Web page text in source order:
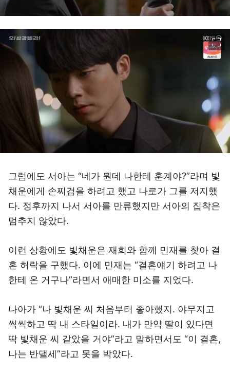
그럼에도 서아는 “네가 뭔데 나한테 훈계야?”라며 빛
채운에게 손찌검을 하려고 했고 나로가 그를 저지했
다. 정후까지 나서 서아를 만류했지만 서아의 집착은
멈추지 않았다.
이런 상황에도 빛채운은 재희와 함께 민재를 찾아 결
혼 허락을 구했다. 이에 민재는 “결혼얘기 하려고 나
한테 온 거구나”라면서 애매한 미소를 지었다.
나아가 “나 빛채운 씨 처음부터 좋아했지. 야무지고
씩씩하고 딱 내 스타일이라. 내가 만약 딸이 있다면
딱 빛채운 씨 같았을 거야”라고 말하면서도 “이 결혼,
나는 반댈세”라고 못을 박았다.